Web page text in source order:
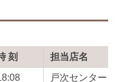
刻 担当店名
戸次センター